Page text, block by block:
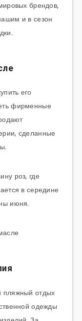
брендов,
и в сезон
его
фирменные
сделанные
роз, где
в середине
июня.
пляжный отдых
одежды